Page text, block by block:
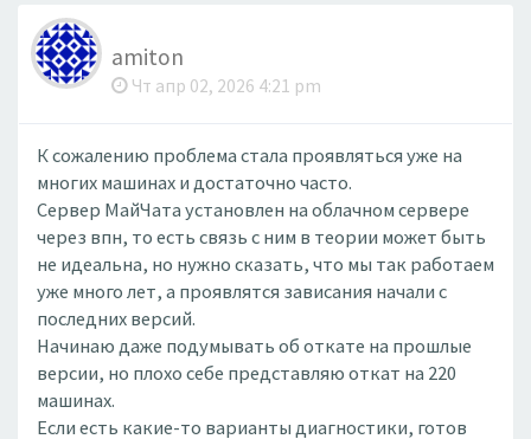
amiton
Чт апр 02, 2026 4:21 pm
К сожалению проблема стала проявляться уже на
многих машинах и достаточно часто.
Сервер МайЧата установлен на облачном сервере
через впн, то есть связь с ним в теории может быть
не идеальна, но нужно сказать, что мы так работаем
уже много лет, а проявлятся зависания начали с
последних версий.
Начинаю даже подумывать об откате на прошлые
версии, но плохо себе представляю откат на 220
машинах.
Если есть какие-то варианты диагностики, готов